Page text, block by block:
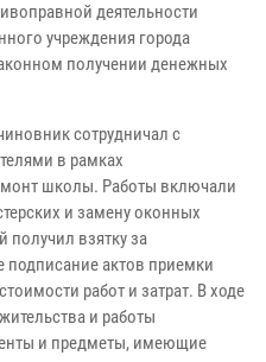
деятельности
учреждения города
получении денежных
сотрудничал с
в рамках
школы. Работы включали
и замену оконных
взятку за
подписание актов приемки
работ и затрат. В ходе
и работы
и предметы, имеющие